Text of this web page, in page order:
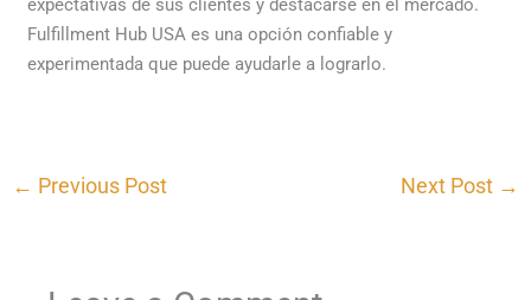
Fulfillment Hub USA es una opción confiable y
experimentada que puede ayudarle a lograrlo.
← Previous Post Next Post →